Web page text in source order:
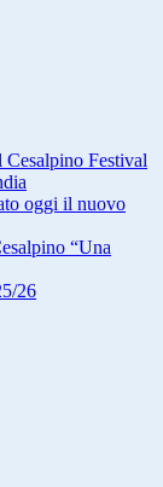
Festival
oggi il nuovo
“Una
26